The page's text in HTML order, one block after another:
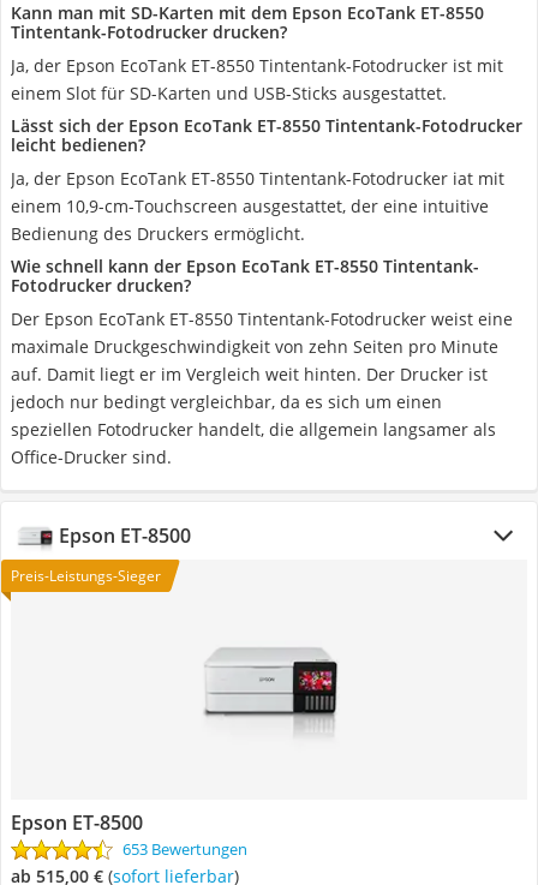
Kann man mit SD-Karten mit dem Epson EcoTank ET-8550
Tintentank-Fotodrucker drucken?
Ja, der Epson EcoTank ET-8550 Tintentank-Fotodrucker ist mit
einem Slot für SD-Karten und USB-Sticks ausgestattet.
Lässt sich der Epson EcoTank ET-8550 Tintentank-Fotodrucker
leicht bedienen?
Ja, der Epson EcoTank ET-8550 Tintentank-Fotodrucker iat mit
einem 10,9-cm-Touchscreen ausgestattet, der eine intuitive
Bedienung des Druckers ermöglicht.
Wie schnell kann der Epson EcoTank ET-8550 Tintentank-
Fotodrucker drucken?
Der Epson EcoTank ET-8550 Tintentank-Fotodrucker weist eine
maximale Druckgeschwindigkeit von zehn Seiten pro Minute
auf. Damit liegt er im Vergleich weit hinten. Der Drucker ist
jedoch nur bedingt vergleichbar, da es sich um einen
speziellen Fotodrucker handelt, die allgemein langsamer als
Office-Drucker sind.
Epson ET-8500
Preis-Leistungs-Sieger
Epson ET-8500
653 Bewertungen
ab 515,00 € ( Sofort lieferbar)